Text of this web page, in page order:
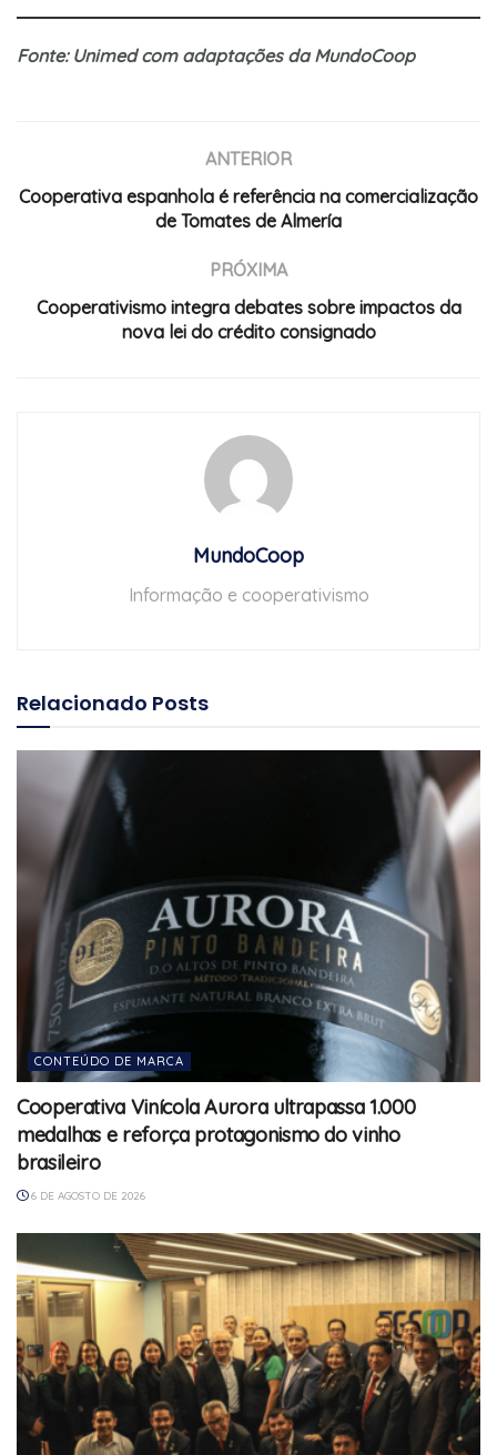
Fonte: Unimed com adaptações da MundoCoop
ANTERIOR
Cooperativa espanhola é referência na comercialização
de Tomates de Almería
PRÓXIMA
Cooperativismo integra debates sobre impactos da
nova lei do crédito consignado
MundoCoop
Informação e cooperativismo
Relacionado Posts
CONTEÚDO DE MARCA
Cooperativa Vinícola Aurora ultrapassa 1.000
medalhas e reforça protagonismo do vinho
brasileiro
6 DE AGOSTO DE 2026